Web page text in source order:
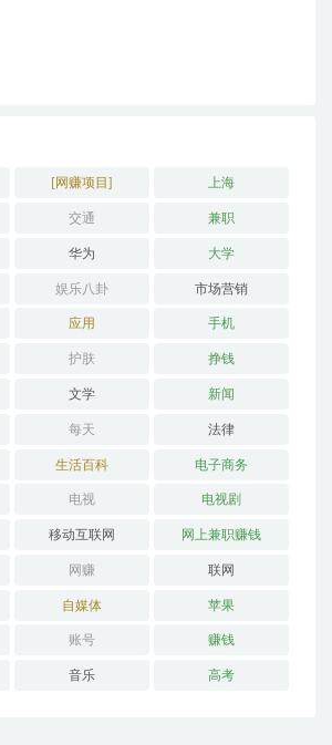
[网赚项目] 上海
交通 兼职
华为 大学
娱乐八卦 市场营销
应用 手机
护肤 挣钱
文学 新闻
每天 法律
生活百科 电子商务
电视 电视剧
移动互联网 网上兼职赚钱
网赚 联网
自媒体 苹果
账号 赚钱
音乐 高考